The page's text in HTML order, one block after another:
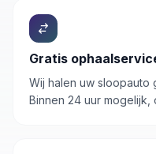
Gratis
Wij halen uw sloopauto
Binnen 24 uur